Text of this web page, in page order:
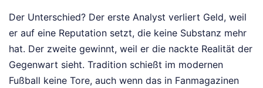
Der Unterschied? Der erste Analyst verliert Geld, weil
er auf eine Reputation setzt, die keine Substanz mehr
hat. Der zweite gewinnt, weil er die nackte Realität der
Gegenwart sieht. Tradition schießt im modernen
Fußball keine Tore, auch wenn das in Fanmagazinen